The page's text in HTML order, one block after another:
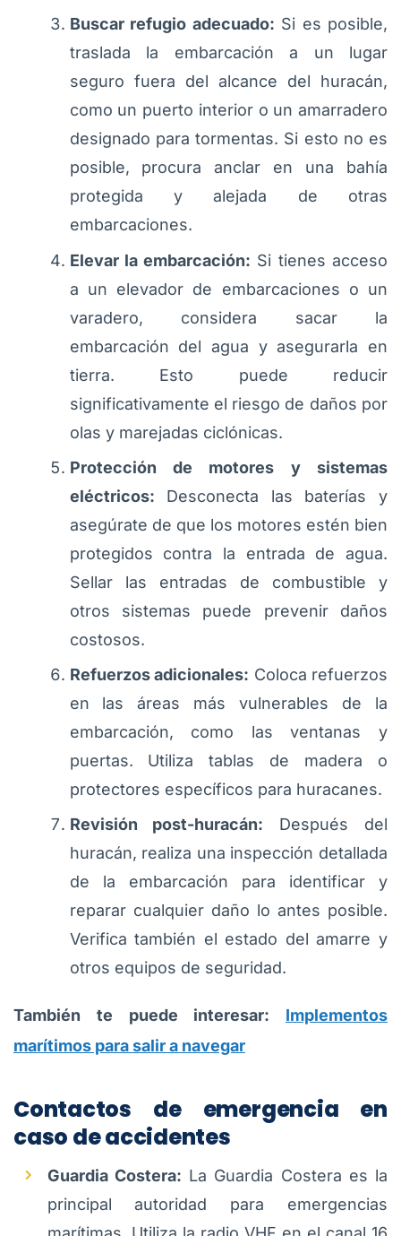
Buscar refugio adecuado: Si es posible,
traslada la embarcación a un lugar
seguro fuera del alcance del huracán,
como un puerto interior o un amarradero
designado para tormentas. Si esto no es
posible, procura anclar en una bahía
protegida y alejada de otras
embarcaciones.
Elevar la embarcación: Si tienes acceso
a un elevador de embarcaciones o un
varadero, considera sacar la
embarcación del agua y asegurarla en
tierra. Esto puede reducir
significativamente el riesgo de daños por
olas y marejadas ciclónicas.
Protección de motores y sistemas
eléctricos: Desconecta las baterías y
asegúrate de que los motores estén bien
protegidos contra la entrada de agua.
Sellar las entradas de combustible y
otros sistemas puede prevenir daños
costosos.
Refuerzos adicionales: Coloca refuerzos
en las áreas más vulnerables de la
embarcación, como las ventanas y
puertas. Utiliza tablas de madera o
protectores específicos para huracanes.
Revisión post-huracán: Después del
huracán, realiza una inspección detallada
de la embarcación para identificar y
reparar cualquier daño lo antes posible.
Verifica también el estado del amarre y
otros equipos de seguridad.
También te puede interesar: Implementos
marítimos para salir a navegar
Contactos de emergencia en
caso de accidentes
Guardia Costera: La Guardia Costera es la
principal autoridad para emergencias